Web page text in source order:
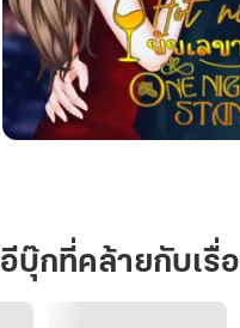
อีบุ๊กที่คล้ายกับเรื่